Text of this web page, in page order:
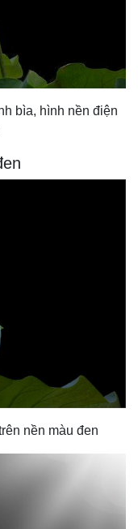
bìa, hình nền điện
nền màu đen